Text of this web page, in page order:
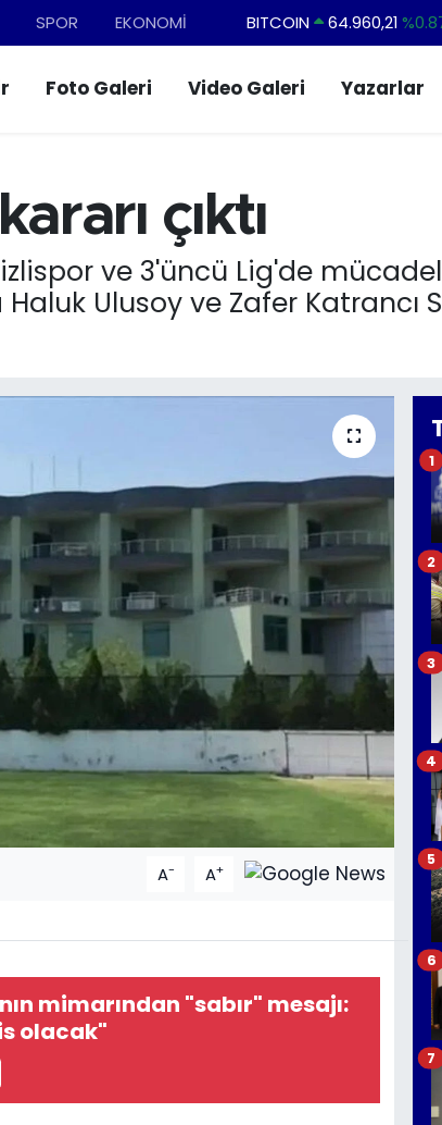
SPOR EKONOMİ BITCOIN 64.960,21
EURO
55,2510
Foto Galeri Video Galeri Yazarlar
çıktı
ve 3'üncü Lig'de
Ulusoy ve Zafer Katrancı
A- A+
mimarından "sabır" mesajı:
olacak"
1
2
3
4
5
6
7